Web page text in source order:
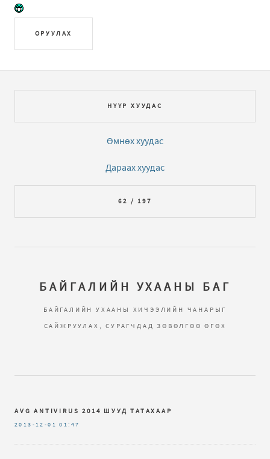
ОРУУЛАХ
НҮҮР ХУУДАС
Өмнөх хуудас
Дараах хуудас
62 / 197
БАЙГАЛИЙН УХААНЫ БАГ
БАЙГАЛИЙН УХААНЫ ХИЧЭЭЛИЙН ЧАНАРЫГ
САЙЖРУУЛАХ, СУРАГЧДАД ЗӨВӨЛГӨӨ ӨГӨХ
AVG ANTIVIRUS 2014 ШУУД ТАТАХААР
2013-12-01 01:47